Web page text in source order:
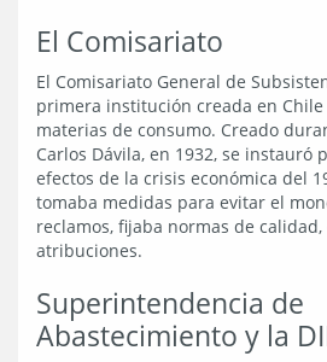
El Comisariato
El Comisariato General de
primera institución creada en
materias de consumo. Creado
Carlos Dávila, en 1932, se instauró
efectos de la crisis económica del
tomaba medidas para evitar el
reclamos, fijaba normas de
atribuciones.
Superintendencia de
Abastecimiento y la